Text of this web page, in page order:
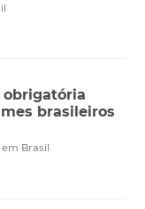
obrigatória
brasileiros
Brasil